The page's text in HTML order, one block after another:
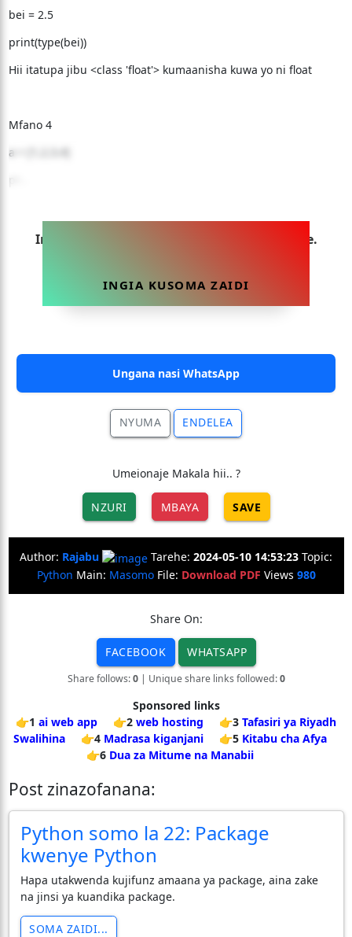
bei = 2.5
print(type(bei))
Hii itatupa jibu <class 'float'> kumaanisha kuwa yo ni float
Mfano 4
a = [1,2,3,4]
pr...
Ingia sasa ili uweze kusoma makala hii yote.
INGIA KUSOMA ZAIDI
Ungana nasi WhatsApp
NYUMA ENDELEA
Umeionaje Makala hii.. ?
NZURI MBAYA SAVE
Author: Rajabu Tarehe: 2024-05-10 14:53:23 Topic:
Python Main: MasomoFile: Download PDF Views 980
Share On:
FACEBOOK WHATSAPP
Share follows:0| Unique share links followed:0
Sponsored links
👉1 ai web app 👉2 web hosting 👉3 Tafasiri ya Riyadh
Swalihina
👉4 Madrasa kiganjani 👉5 Kitabu cha Afya
👉6 Dua za Mitume na Manabii
Post zinazofanana:
Python somo la 22: Package
kwenye Python
Hapa utakwenda kujifunz amaana ya package, aina zake
na jinsi ya kuandika package.
SOMA ZAIDI...